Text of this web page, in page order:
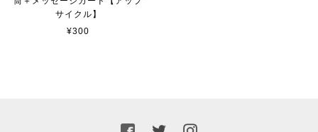
サイクル】
¥300